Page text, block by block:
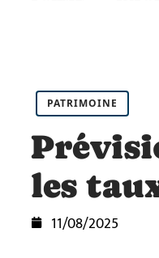
PATRIMOINE
les
11/08/2025